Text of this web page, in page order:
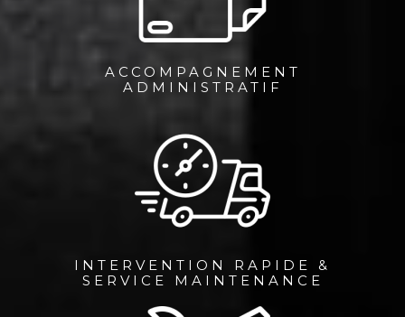
ACCOMPAGNEMENT
ADMINISTRATIF
INTERVENTION RAPIDE &
SERVICE MAINTENANCE